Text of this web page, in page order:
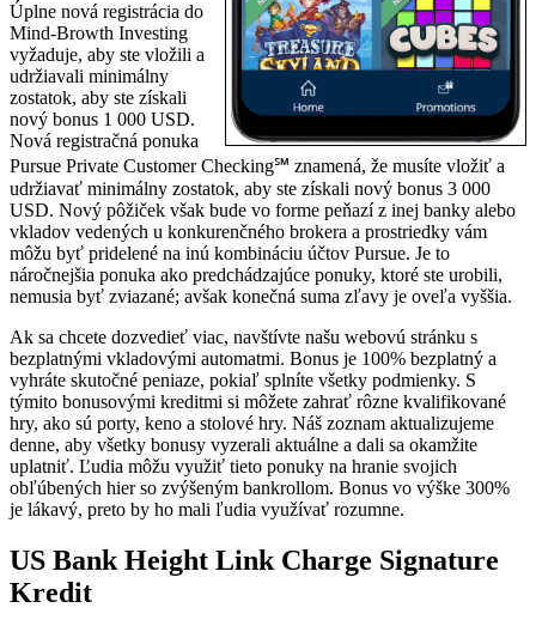
Úplne nová registrácia do
Mind-Browth Investing
vyžaduje, aby ste vložili a
udržiavali minimálny
zostatok, aby ste získali
nový bonus 1 000 USD.
Nová registračná ponuka
Pursue Private Customer Checking℠ znamená, že musíte vložiť a
udržiavať minimálny zostatok, aby ste získali nový bonus 3 000
USD. Nový pôžiček však bude vo forme peňazí z inej banky alebo
vkladov vedených u konkurenčného brokera a prostriedky vám
môžu byť pridelené na inú kombináciu účtov Pursue. Je to
náročnejšia ponuka ako predchádzajúce ponuky, ktoré ste urobili,
nemusia byť zviazané; avšak konečná suma zľavy je oveľa vyššia.
Ak sa chcete dozvedieť viac, navštívte našu webovú stránku s
bezplatnými vkladovými automatmi. Bonus je 100% bezplatný a
vyhráte skutočné peniaze, pokiaľ splníte všetky podmienky. S
týmito bonusovými kreditmi si môžete zahrať rôzne kvalifikované
hry, ako sú porty, keno a stolové hry. Náš zoznam aktualizujeme
denne, aby všetky bonusy vyzerali aktuálne a dali sa okamžite
uplatniť. Ľudia môžu využiť tieto ponuky na hranie svojich
obľúbených hier so zvýšeným bankrollom. Bonus vo výške 300%
je lákavý, preto by ho mali ľudia využívať rozumne.
US Bank Height Link Charge Signature
Kredit